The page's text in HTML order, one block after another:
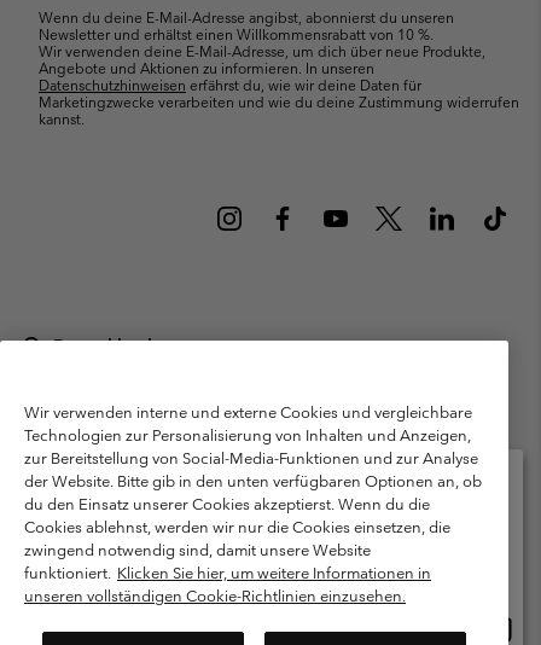
Wenn du deine E-Mail-Adresse angibst, abonnierst du unseren
Newsletter und erhältst einen Willkommensrabatt von 10 %.
Wir verwenden deine E-Mail-Adresse, um dich über neue Produkte,
Angebote und Aktionen zu informieren. In unseren
Datenschutzhinweisen erfährst du, wie wir deine Daten für
Marketingzwecke verarbeiten und wie du deine Zustimmung widerrufen
kannst.
Deutschland
München Deutschland. Alle Rechte vorbehalten.
Nutzungsbedingungen
Allgemeine Verkaufsbedingungen
Garantie
Datenschutzerklärung
Bestimmungen und Bedingungen des Mitglieder Programms
Nutzungsbedingungen Für Nutzergenerierte Inhalte
Cookies
Public CBCR
Wir verwenden interne und externe Cookies und vergleichbare
Technologien zur Personalisierung von Inhalten und Anzeigen,
zur Bereitstellung von Social-Media-Funktionen und zur Analyse
der Website. Bitte gib in den unten verfügbaren Optionen an, ob
du den Einsatz unserer Cookies akzeptierst. Wenn du die
Cookies ablehnst, werden wir nur die Cookies einsetzen, die
zwingend notwendig sind, damit unsere Website
funktioniert. Klicken Sie hier, um weitere Informationen in
unseren vollständigen Cookie-Richtlinien einzusehen.
Bitte wählen Sie Ihr Lieferland und Ihre Sprache
Online-Einkauf verfügbar